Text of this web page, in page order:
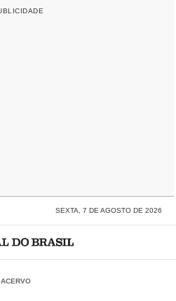
SEXTA, 7 DE AGOSTO DE 2026
ACERVO